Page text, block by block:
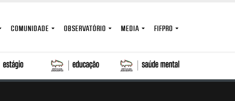
COMUNIDADE OBSERVATÓRIO MEDIA FIFPRO